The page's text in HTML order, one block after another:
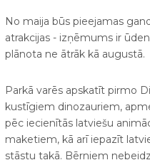
No maija būs pieejamas
atrakcijas - izņēmums ir
plānota ne ātrāk kā augustā.
Parkā varēs apskatīt pirmo
kustīgiem dinozauriem,
pēc iecienītās latviešu
maketiem, kā arī iepazīt
stāstu takā. Bērniem